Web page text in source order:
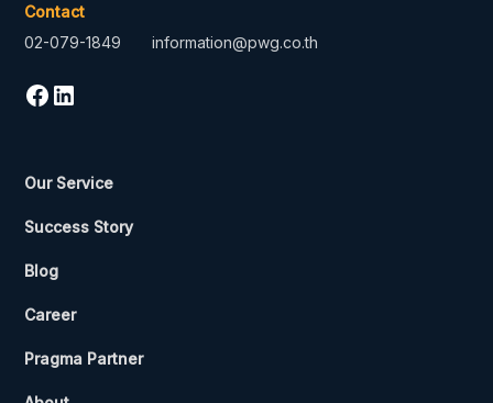
Contact
02-079-1849information@pwg.co.th
Our Service
Success Story
Blog
Career
Pragma Partner